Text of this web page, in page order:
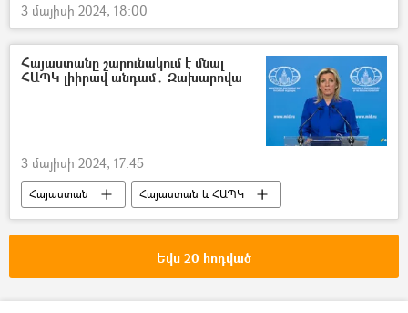
3 մայիսի 2024, 18:00
Հայաստանը շարունակում է մնալ
ՀԱՊԿ լիիրավ անդամ․ Զախարովա
3 մայիսի 2024, 17:45
Հայաստան
Հայաստան և ՀԱՊԿ
Հավաքական անվտանգության պայմանագիր կազմակերպություն (ՀԱՊԿ)
Եվս 20 հոդված